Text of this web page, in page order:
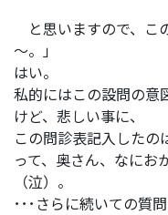
と思いますので、こ
～。」
はい。
私的にはこの設問の意
けど、悲しい事に、
この問診表記入したの
って、奥さん、なにお
（泣）。
･･･さらに続いての質問